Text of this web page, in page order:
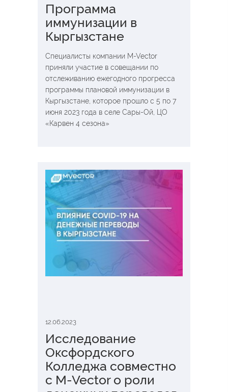
Программа
иммунизации в
Кыргызстане
Специалисты компании M-Vector
приняли участие в совещании по
отслеживанию ежегодного прогресса
программы плановой иммунизации в
Кыргызстане, которое прошло с 5 по 7
июня 2023 года в селе Сары-Ой, ЦО
«Карвен 4 сезона»
12.06.2023
Исследование
Оксфордского
Колледжа совместно
с M-Vector о роли